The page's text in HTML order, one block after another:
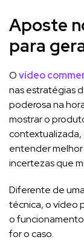
Aposte
para
Ovídeo
nas estratégias
poderosa na
mostrar o
contextualizada,
entender
incertezas que
Diferente de
técnica, o vídeo
o
for o caso.